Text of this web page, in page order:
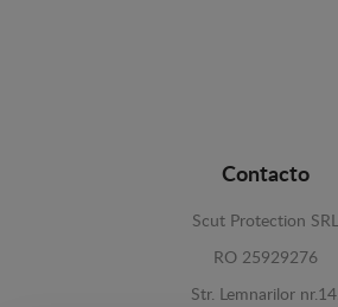
Contacto
Scut Protection SRL
RO 25929276
Str. Lemnarilor nr.14.